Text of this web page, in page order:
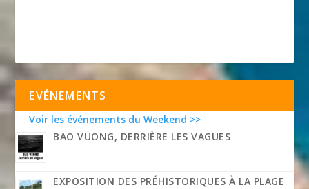
EVÉNEMENTS
Voir les événements du Weekend >>
BAO VUONG, DERRIÈRE LES VAGUES
EXPOSITION DES PRÉHISTORIQUES À LA PLAGE